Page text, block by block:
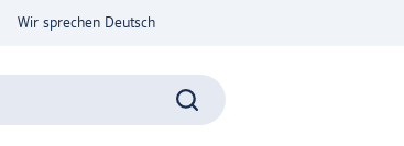
Wir sprechen Deutsch